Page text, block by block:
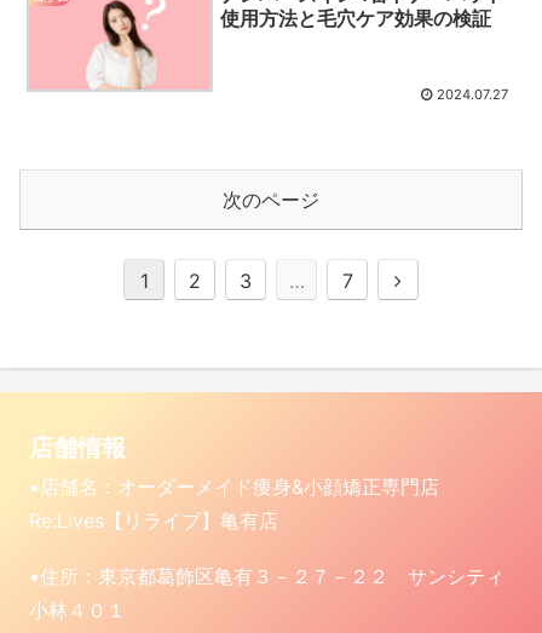
使用方法と毛穴ケア効果の検証
2024.07.27
次のページ
1 2 3 … 7
次
店舗情報
▪️店舗名：オーダーメイド痩身&小顔矯正専門店
Re:Lives【リライブ】亀有店
▪️住所：東京都葛飾区亀有３－２７－２２ サンシティ
小林４０１